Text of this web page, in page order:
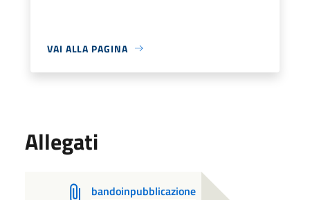
VAI ALLA PAGINA
Allegati
bandoinpubblicazione